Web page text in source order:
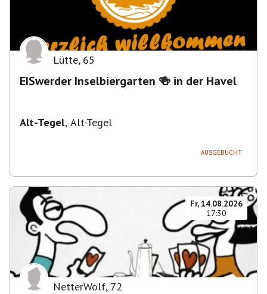
Lütte, 65
EISwerder Inselbiergarten 🍻 in der Havel
Alt-Tegel, Alt-Tegel
AUSGEBUCHT
Fr, 14.08.2026
17:30
NetterWolf, 72